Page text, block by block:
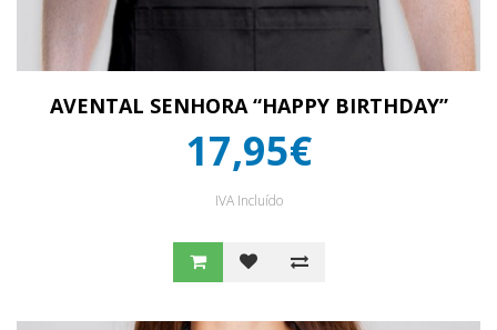
AVENTAL SENHORA “HAPPY BIRTHDAY”
17,95€
IVA Incluído